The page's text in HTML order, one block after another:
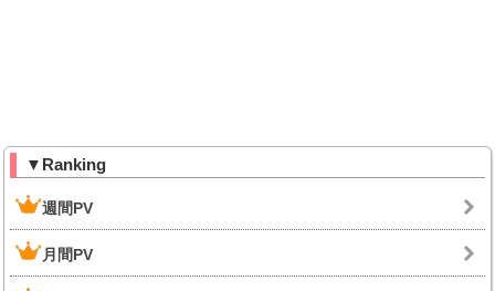
▼Ranking
週間PV
月間PV